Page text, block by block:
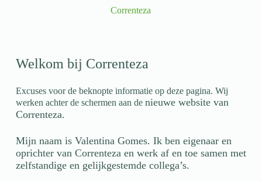
Correnteza
Welkom bij Correnteza
Excuses voor de beknopte informatie op deze pagina. Wij
werken achter de schermen aan de nieuwe website van
Correnteza.
Mijn naam is Valentina Gomes. Ik ben eigenaar en
oprichter van Correnteza en werk af en toe samen met
zelfstandige en gelijkgestemde collega’s.